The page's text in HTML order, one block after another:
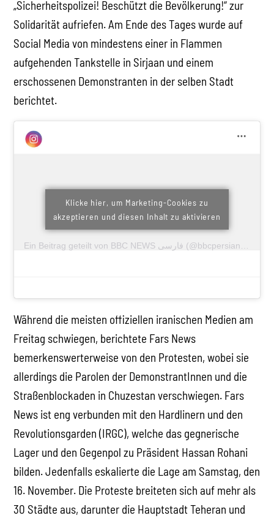
„Sicherheitspolizei! Beschützt die Bevölkerung!“ zur
Solidarität aufriefen. Am Ende des Tages wurde auf
Social Media von mindestens einer in Flammen
aufgehenden Tankstelle in Sirjaan und einem
erschossenen Demonstranten in der selben Stadt
berichtet.
Klicke hier, um Marketing-Cookies zu
akzeptieren und diesen Inhalt zu aktivieren
Während die meisten offiziellen iranischen Medien am
Freitag schwiegen, berichtete Fars News
bemerkenswerterweise von den Protesten, wobei sie
allerdings die Parolen der DemonstrantInnen und die
Straßenblockaden in Chuzestan verschwiegen. Fars
News ist eng verbunden mit den Hardlinern und den
Revolutionsgarden (IRGC), welche das gegnerische
Lager und den Gegenpol zu Präsident Hassan Rohani
bilden. Jedenfalls eskalierte die Lage am Samstag, den
16. November. Die Proteste breiteten sich auf mehr als
30 Städte aus, darunter die Hauptstadt Teheran und